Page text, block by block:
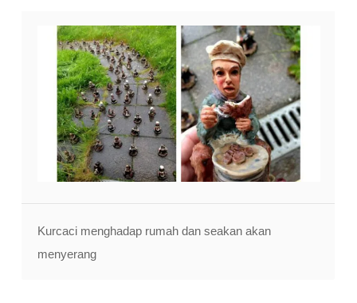
Kurcaci menghadap rumah dan seakan akan
menyerang